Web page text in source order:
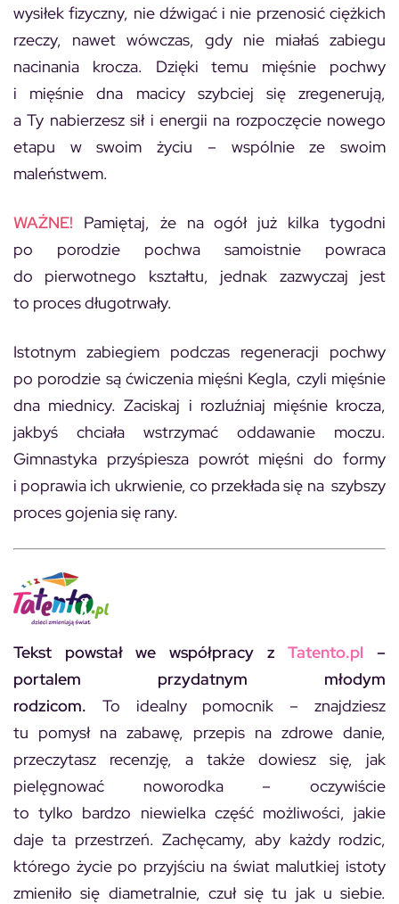
wysiłek fizyczny, nie dźwigać i nie przenosić ciężkich
rzeczy, nawet wówczas, gdy nie miałaś zabiegu
nacinania krocza. Dzięki temu mięśnie pochwy
i mięśnie dna macicy szybciej się zregenerują,
a Ty nabierzesz sił i energii na rozpoczęcie nowego
etapu w swoim życiu – wspólnie ze swoim
maleństwem.
WAŻNE! Pamiętaj, że na ogół już kilka tygodni
po porodzie pochwa samoistnie powraca
do pierwotnego kształtu, jednak zazwyczaj jest
to proces długotrwały.
Istotnym zabiegiem podczas regeneracji pochwy
po porodzie są ćwiczenia mięśni Kegla, czyli mięśnie
dna miednicy. Zaciskaj i rozluźniaj mięśnie krocza,
jakbyś chciała wstrzymać oddawanie moczu.
Gimnastyka przyśpiesza powrót mięśni do formy
i poprawia ich ukrwienie, co przekłada się na szybszy
proces gojenia się rany.
Tekst powstał we współpracy zTatento.pl –
portalem przydatnym młodym
rodzicom. To idealny pomocnik – znajdziesz
tu pomysł na zabawę, przepis na zdrowe danie,
przeczytasz recenzję, a także dowiesz się, jak
pielęgnować noworodka – oczywiście
to tylko bardzo niewielka część możliwości, jakie
daje ta przestrzeń. Zachęcamy, aby każdy rodzic,
którego życie po przyjściu na świat malutkiej istoty
zmieniło się diametralnie, czuł się tu jak u siebie.